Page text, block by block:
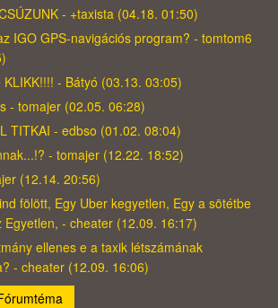
- +taxista (04.18. 01:50)
IGO GPS-navigációs program? - tomtom6
KLIKK!!!! - Bátyó (03.13. 03:05)
- tomajer (02.05. 06:28)
TITKAI - edbso (01.02. 08:04)
- tomajer (12.22. 18:52)
(12.14. 20:56)
fölött, Egy Uber kegyetlen, Egy a sötétbe
Egyetlen, - cheater (12.09. 16:17)
ellenes e a taxik létszámának
- cheater (12.09. 16:06)